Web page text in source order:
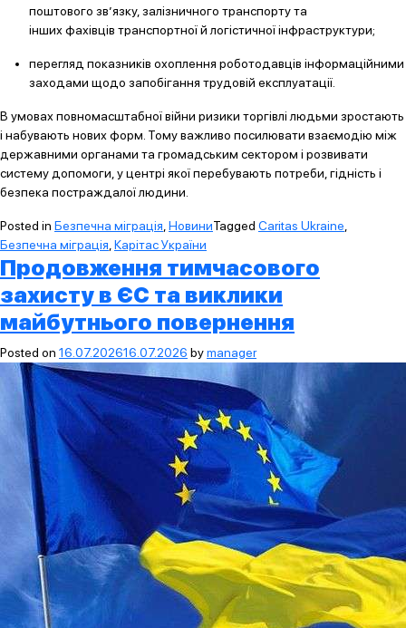
поштового зв’язку, залізничного транспорту та
інших фахівців транспортної й логістичної інфраструктури;
перегляд показників охоплення роботодавців інформаційними
заходами щодо запобігання трудовій експлуатації.
В умовах повномасштабної війни ризики торгівлі людьми зростають
і набувають нових форм. Тому важливо посилювати взаємодію між
державними органами та громадським сектором і розвивати
систему допомоги, у центрі якої перебувають потреби, гідність і
безпека постраждалої людини.
Posted in Безпечна міграція НовиниTagged Caritas Ukraine
Безпечна міграція Карітас України
Продовження тимчасового
захисту в ЄС та виклики
майбутнього повернення
Posted on 16.07.202616.07.2026 bymanager